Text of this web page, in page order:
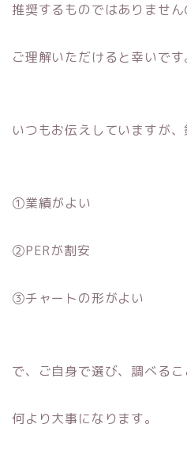
推奨するものではありません
ご理解いただけると幸いです
いつもお伝えしていますが、
①業績がよい
②PERが割安
③チャートの形がよい
で、ご自身で選び、調べるこ
何より大事になります。